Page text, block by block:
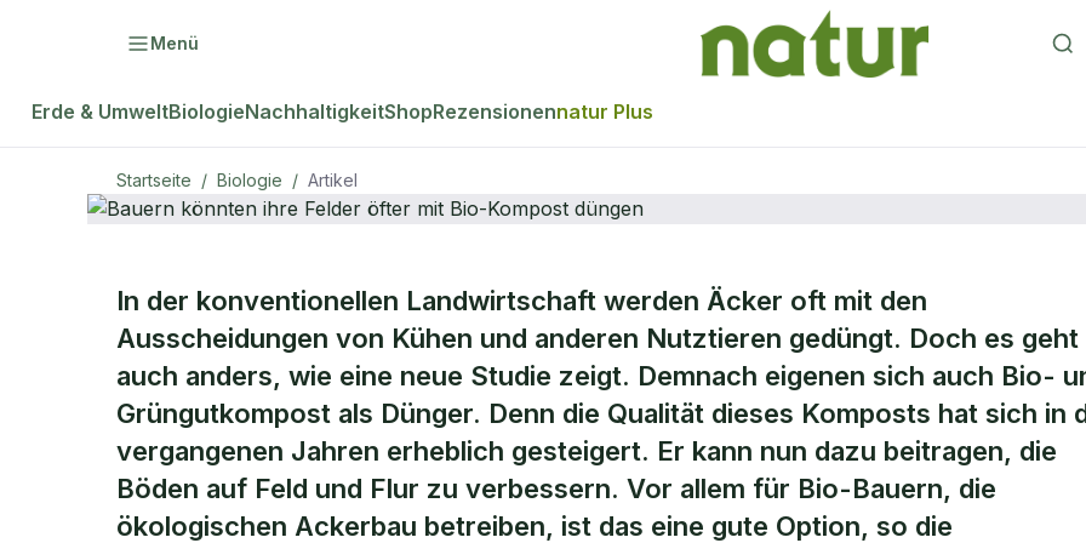
Menü
Erde & UmweltBiologieNachhaltigkeitShopRezensionennatur Plus
Startseite / Biologie / Artikel
BIOLOGIE
Bauern könnten ihre Felder
mit Bio-Kompost düngen
In der konventionellen Landwirtschaft werden Äcker oft mit den
Ausscheidungen von Kühen und anderen Nutztieren gedüngt. Doch es geht
auch anders, wie eine neue Studie zeigt. Demnach eigenen sich auch Bio-
Grüngutkompost als Dünger. Denn die Qualität dieses Komposts hat sich in
vergangenen Jahren erheblich gesteigert. Er kann nun dazu beitragen, die
Böden auf Feld und Flur zu verbessern. Vor allem für Bio-Bauern, die
ökologischen Ackerbau betreiben, ist das eine gute Option, so die